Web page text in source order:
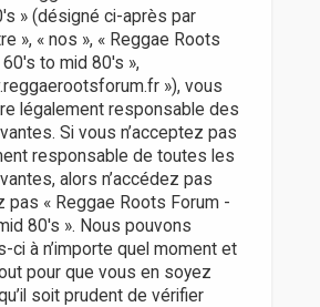
» (désigné ci-après par
», « nos », « Reggae Roots
to mid 80's »,
»), vous
légalement responsable des
Si vous n’acceptez pas
responsable de toutes les
alors n’accédez pas
pas « Reggae Roots Forum -
80's ». Nous pouvons
ci à n’importe quel moment et
pour que vous en soyez
soit prudent de vérifier